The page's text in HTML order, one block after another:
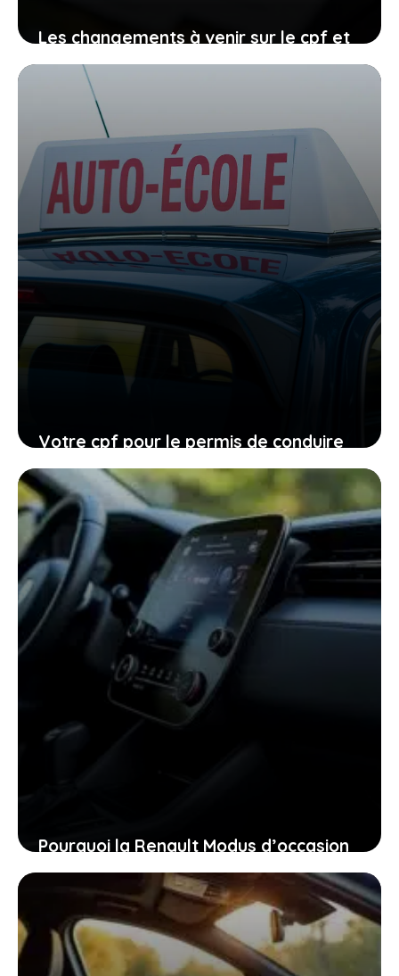
Les changements à venir sur le cpf et
le permis de conduire, comment vous
organiser avant qu’il ne soit trop tard
27 janvier 2026
Votre cpf pour le permis de conduire
expire en 2026, ne laissez pas filer
cette ultime chance
27 janvier 2026
Pourquoi la Renault Modus d’occasion
pourrait bien être la voiture idéale
pour vous aujourd’hui
26 janvier 2026